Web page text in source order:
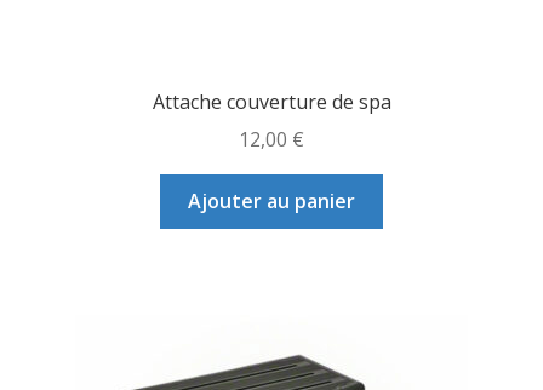
Attache couverture de spa
12,00 €
Ajouter au panier